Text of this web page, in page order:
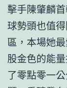
擊手陳肇麟
球勢頭也值
區，本場她
股金色的能
了零點零一